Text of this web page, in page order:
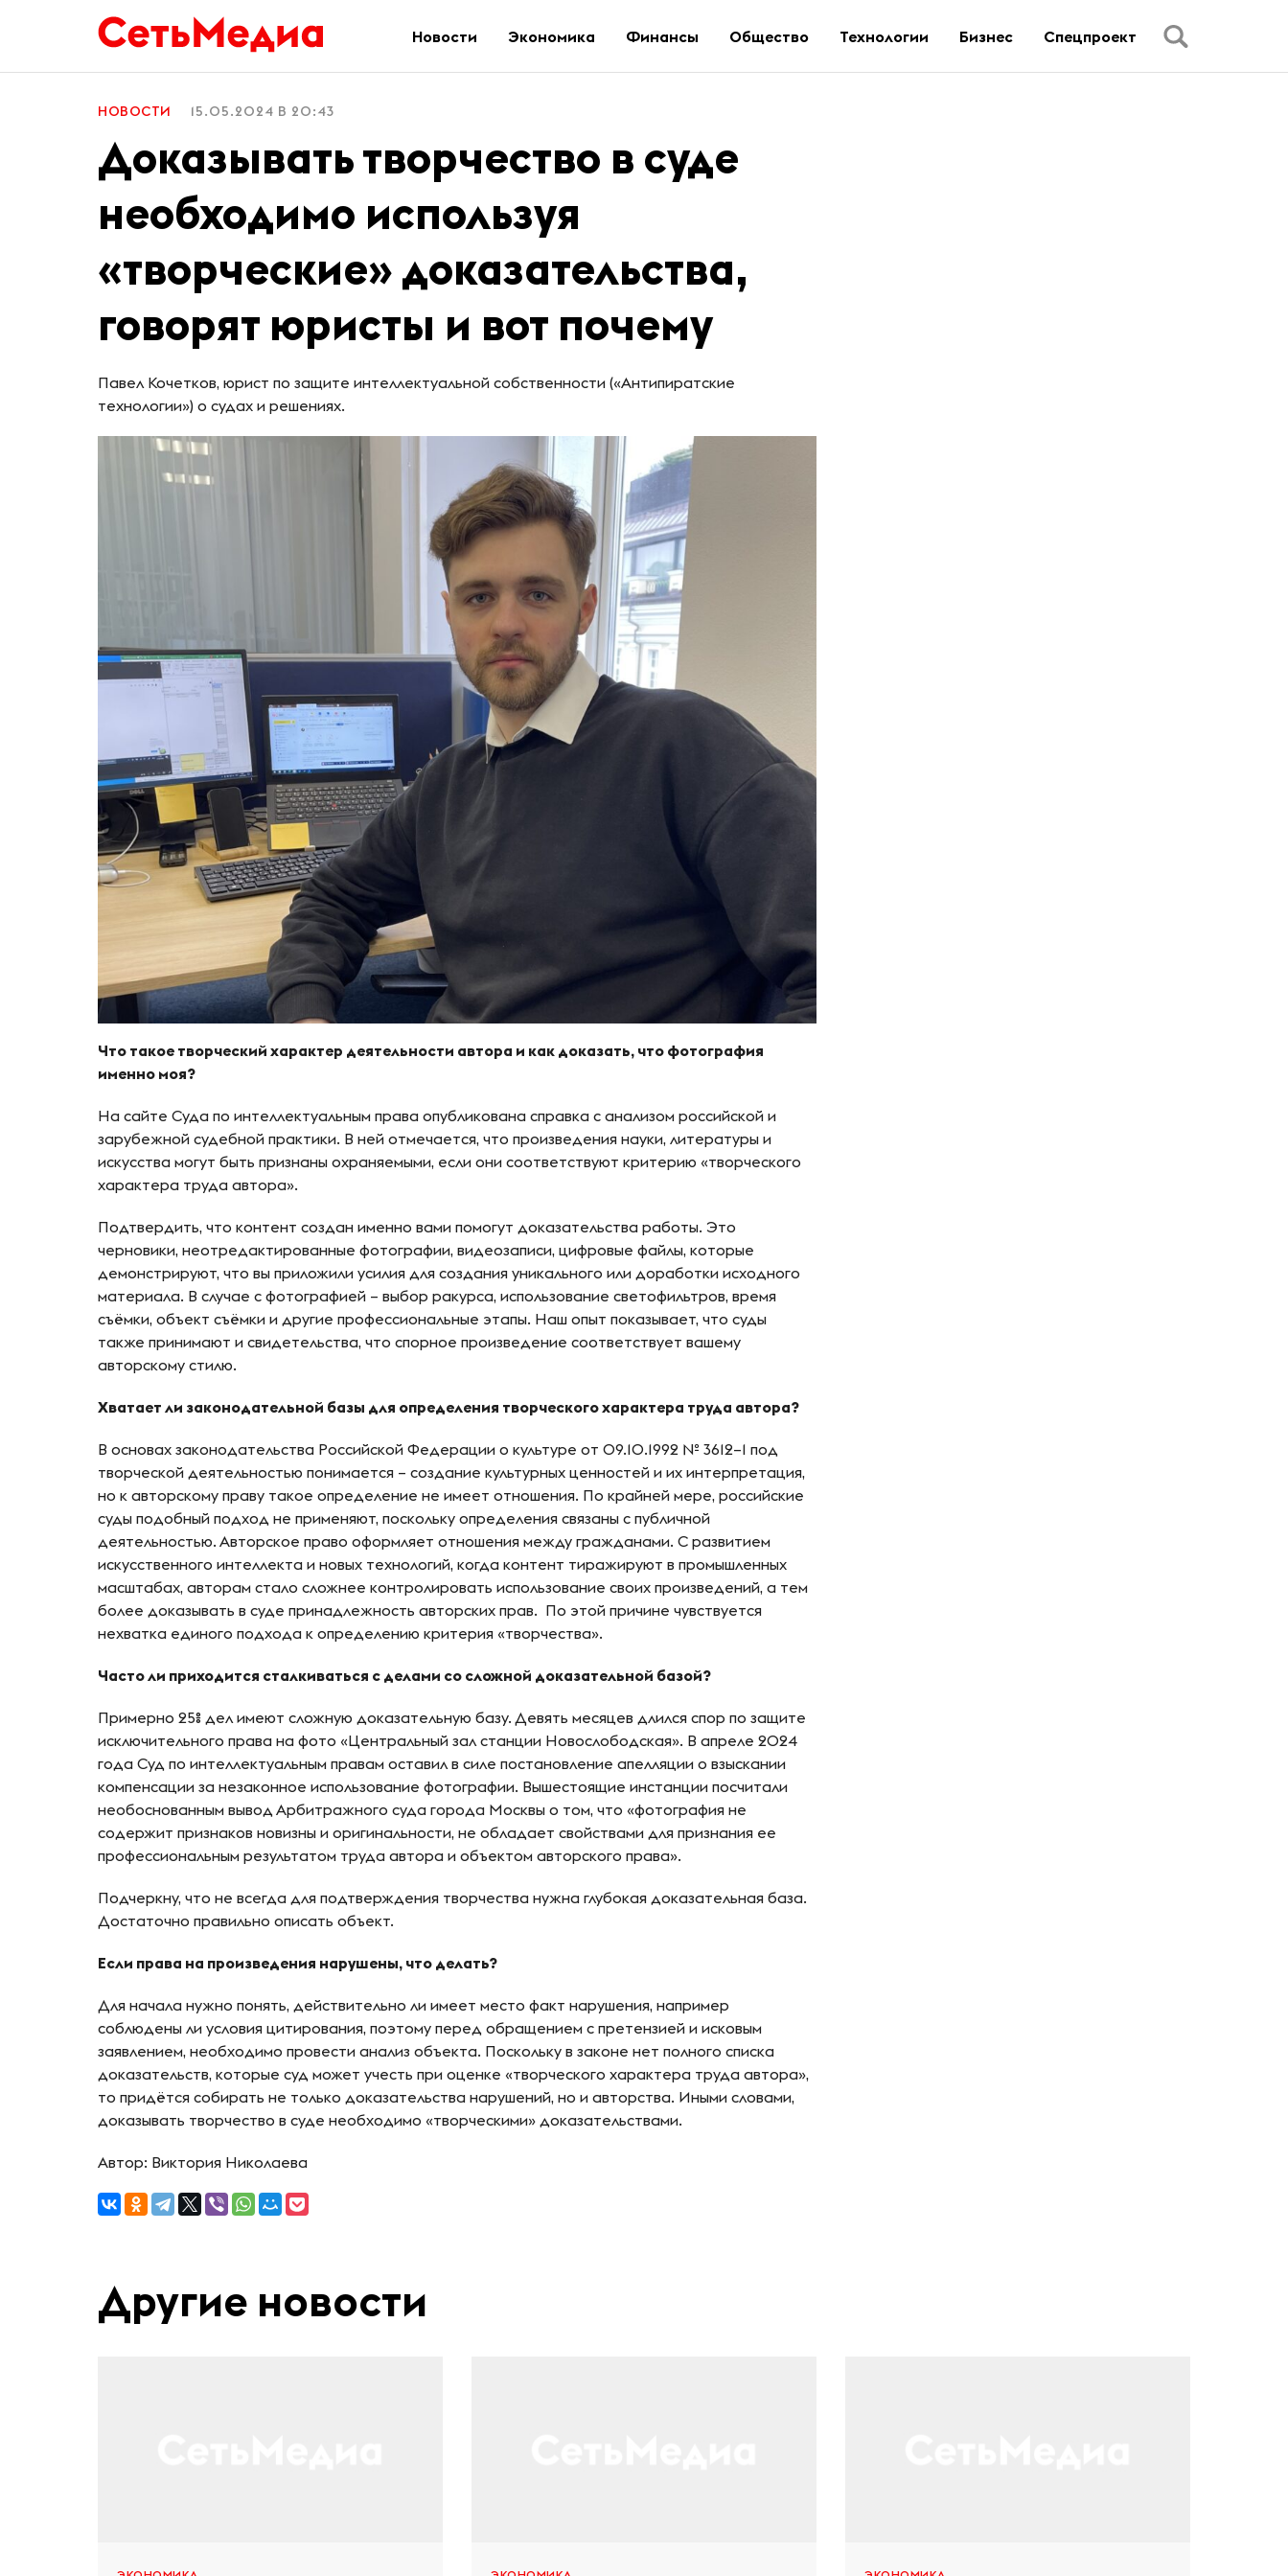
Новости Экономика Финансы Общество Технологии Бизнес Спецпроект
НОВОСТИ 15.05.2024 В 20:43
Доказывать творчество в суде
необходимо используя
«творческие» доказательства,
говорят юристы и вот почему
Павел Кочетков, юрист по защите интеллектуальной собственности («Антипиратские
технологии») о судах и решениях.
Что такое творческий характер деятельности автора и как доказать, что фотография
именно моя?
На сайте Суда по интеллектуальным права опубликована справка с анализом российской и
зарубежной судебной практики. В ней отмечается, что произведения науки, литературы и
искусства могут быть признаны охраняемыми, если они соответствуют критерию «творческого
характера труда автора».
Подтвердить, что контент создан именно вами помогут доказательства работы. Это
черновики, неотредактированные фотографии, видеозаписи, цифровые файлы, которые
демонстрируют, что вы приложили усилия для создания уникального или доработки исходного
материала. В случае с фотографией – выбор ракурса, использование светофильтров, время
съёмки, объект съёмки и другие профессиональные этапы. Наш опыт показывает, что суды
также принимают и свидетельства, что спорное произведение соответствует вашему
авторскому стилю.
Хватает ли законодательной базы для определения творческого характера труда автора?
В основах законодательства Российской Федерации о культуре от 09.10.1992 № 3612–1 под
творческой деятельностью понимается – создание культурных ценностей и их интерпретация,
но к авторскому праву такое определение не имеет отношения. По крайней мере, российские
суды подобный подход не применяют, поскольку определения связаны с публичной
деятельностью. Авторское право оформляет отношения между гражданами. С развитием
искусственного интеллекта и новых технологий, когда контент тиражируют в промышленных
масштабах, авторам стало сложнее контролировать использование своих произведений, а тем
более доказывать в суде принадлежность авторских прав. По этой причине чувствуется
нехватка единого подхода к определению критерия «творчества».
Часто ли приходится сталкиваться с делами со сложной доказательной базой?
Примерно 25% дел имеют сложную доказательную базу. Девять месяцев длился спор по защите
исключительного права на фото «Центральный зал станции Новослободская». В апреле 2024
года Суд по интеллектуальным правам оставил в силе постановление апелляции о взыскании
компенсации за незаконное использование фотографии. Вышестоящие инстанции посчитали
необоснованным вывод Арбитражного суда города Москвы о том, что «фотография не
содержит признаков новизны и оригинальности, не обладает свойствами для признания ее
профессиональным результатом труда автора и объектом авторского права».
Подчеркну, что не всегда для подтверждения творчества нужна глубокая доказательная база.
Достаточно правильно описать объект.
Если права на произведения нарушены, что делать?
Для начала нужно понять, действительно ли имеет место факт нарушения, например
соблюдены ли условия цитирования, поэтому перед обращением с претензией и исковым
заявлением, необходимо провести анализ объекта. Поскольку в законе нет полного списка
доказательств, которые суд может учесть при оценке «творческого характера труда автора»,
то придётся собирать не только доказательства нарушений, но и авторства. Иными словами,
доказывать творчество в суде необходимо «творческими» доказательствами.
Автор: Виктория Николаева
Другие новости